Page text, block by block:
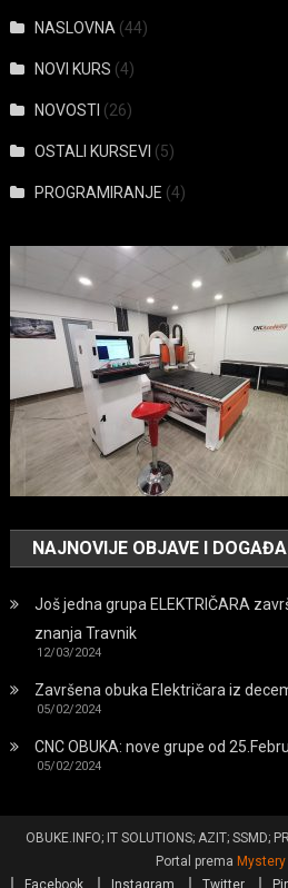
NASLOVNA (44)
NOVI KURS (4)
NOVOSTI (26)
OSTALI KURSEVI (5)
PROGRAMIRANJE (4)
NAJNOVIJE OBJAVE I
Još jedna grupa ELEKTRIČARA
znanja Travnik
12/03/2024
Završena obuka Električara iz
05/02/2024
CNC OBUKA: nove grupe od
05/02/2024
OBUKE.INFO; IT SOLUTIONS; AZIT; SSMD;
Portal prema
Facebook
Instagram Twitter